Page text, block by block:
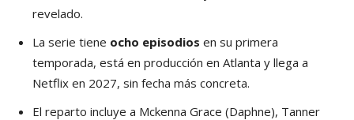
revelado.
La serie tiene ocho episodios en su primera
temporada, está en producción en Atlanta y llega a
Netflix en 2027, sin fecha más concreta.
El reparto incluye a Mckenna Grace (Daphne), Tanner